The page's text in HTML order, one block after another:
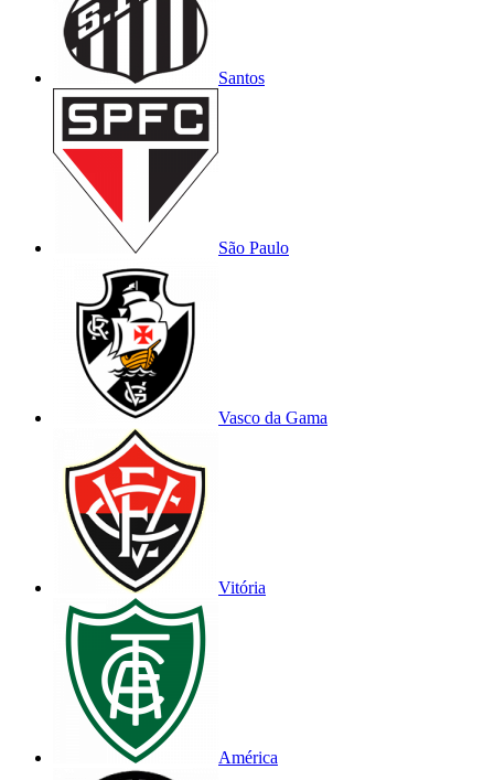
Santos
São Paulo
Vasco da Gama
Vitória
América